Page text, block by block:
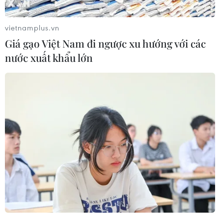
Nhân viên EVN tuyên truyền các giải pháp tiết kiệm điện. (Ảnh:
Ông Hữu khẳng định, việc này cũng phù hợp
với quan điểm chỉ đạo tại Nghị quyết số 55 của
Bộ Chính trị về định hướng phát triển năng
lượng Quốc gia… Tuy nhiên, theo ông, tại Quyết
định 05, Bộ Công Thương vẫn giữ vai trò trong
điều hành giá điện, phối hợp cùng với Bộ Tài
chính và các đơn vị liên quan, đảm bảo phù hợp
với định hướng của Chính phủ về điều hành thị
vietnamplus.vn
Giá gạo Việt Nam đi ngược xu hướng với các
nước xuất khẩu lớn